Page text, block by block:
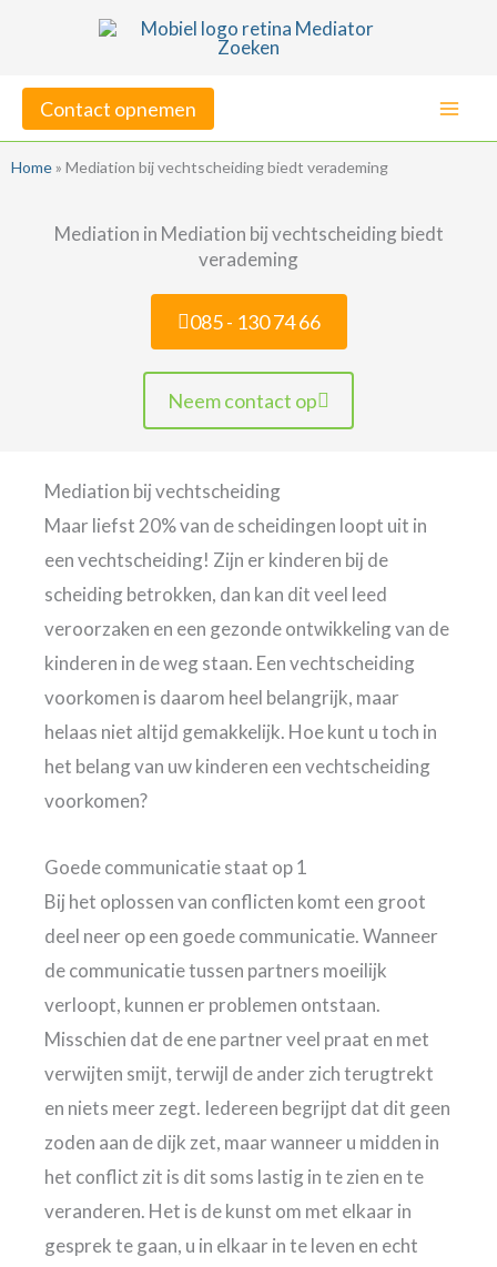
inhoudContact opnemen
Home » Mediation bij vechtscheiding biedt verademing
Mediation in Mediation bij vechtscheiding biedt
verademing
085 - 130 74 66
Neem contact op
Mediation bij vechtscheiding
Maar liefst 20% van de scheidingen loopt uit in
een vechtscheiding! Zijn er kinderen bij de
scheiding betrokken, dan kan dit veel leed
veroorzaken en een gezonde ontwikkeling van de
kinderen in de weg staan. Een vechtscheiding
voorkomen is daarom heel belangrijk, maar
helaas niet altijd gemakkelijk. Hoe kunt u toch in
het belang van uw kinderen een vechtscheiding
voorkomen?
Goede communicatie staat op 1
Bij het oplossen van conflicten komt een groot
deel neer op een goede communicatie. Wanneer
de communicatie tussen partners moeilijk
verloopt, kunnen er problemen ontstaan.
Misschien dat de ene partner veel praat en met
verwijten smijt, terwijl de ander zich terugtrekt
en niets meer zegt. Iedereen begrijpt dat dit geen
zoden aan de dijk zet, maar wanneer u midden in
het conflict zit is dit soms lastig in te zien en te
veranderen. Het is de kunst om met elkaar in
gesprek te gaan, u in elkaar in te leven en echt